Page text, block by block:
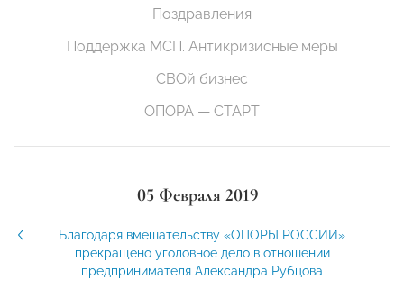
Поздравления
Поддержка МСП. Антикризисные меры
СВОй бизнес
ОПОРА — СТАРТ
05 Февраля 2019
Благодаря вмешательству «ОПОРЫ РОССИИ»
прекращено уголовное дело в отношении
предпринимателя Александра Рубцова